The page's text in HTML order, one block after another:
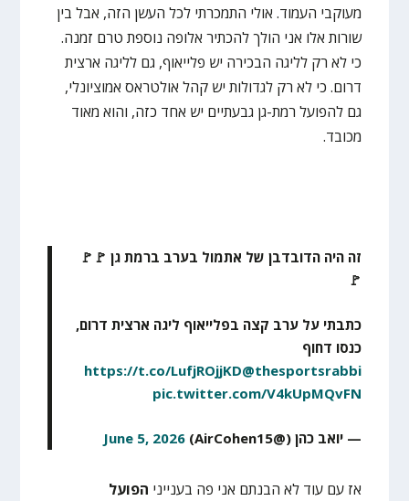
מעוקבי העמוד. אולי התמכרתי לכל העשן הזה, אבל בין
שורות אלו אני הולך להכתיר אלופה נוספת טרם זמנה.
כי לא רק לליגה הבכירה יש פלייאוף, גם לליגה ארצית
דרום. כי לא רק לגדולות יש קהל אולטראס אמוציונלי,
גם להפועל רמת-גן גבעתיים יש אחד כזה, והוא מאוד
מכובד.
זה היה הדובדבן של אתמול בערב ברמת גן 🚩🚩
🚩
כתבתי על ערב קצה בפלייאוף ליגה ארצית דרום,
כנסו דחוף
https://t.co/LufjROjjKD@thesportsrabbi
pic.twitter.com/V4kUpMQvFN
— יואב כהן (@AirCohen15) June 5, 2026
אז עם עוד לא הבנתם אני פה בענייני הפועל